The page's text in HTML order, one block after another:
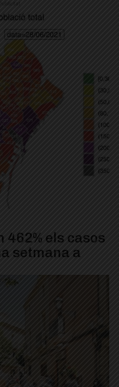
Publicitat
462% els casos
setmana a